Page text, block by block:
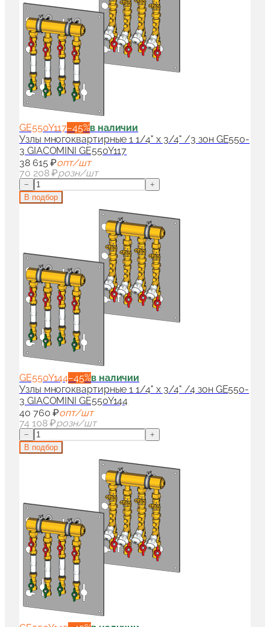
GE550Y117−45%в наличии
Узлы многоквартирные 1 1/4" x 3/4" /3 зон GE550-
3 GIACOMINI GE550Y117
38 615 ₽опт/шт
70 208 ₽розн/шт
−
+
В подбор
GE550Y144−45%в наличии
Узлы многоквартирные 1 1/4" x 3/4" /4 зон GE550-
3 GIACOMINI GE550Y144
40 760 ₽опт/шт
74 108 ₽розн/шт
−
+
В подбор